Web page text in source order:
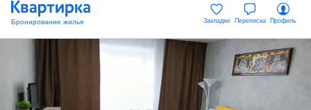
Закладки Переписка Профиль